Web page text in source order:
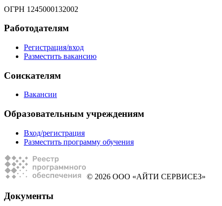
ОГРН 1245000132002
Работодателям
Регистрация/вход
Разместить вакансию
Соискателям
Вакансии
Образовательным учреждениям
Вход/регистрация
Разместить программу обучения
© 2026 ООО «АЙТИ СЕРВИСЕЗ»
Документы